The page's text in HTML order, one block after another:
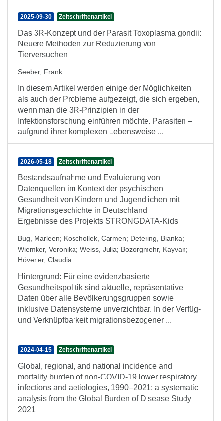
2025-09-30 Zeitschriftenartikel
Das 3R-Konzept und der Parasit Toxoplasma gondii:
Neuere Methoden zur Reduzierung von
Tierversuchen
Seeber, Frank
In diesem Artikel werden einige der Möglichkeiten
als auch der Probleme aufgezeigt, die sich ergeben,
wenn man die 3R-Prinzipien in der
Infektionsforschung einführen möchte. Parasiten –
aufgrund ihrer komplexen Lebensweise ...
2026-05-18 Zeitschriftenartikel
Bestandsaufnahme und Evaluierung von
Datenquellen im Kontext der psychischen
Gesundheit von Kindern und Jugendlichen mit
Migrationsgeschichte in Deutschland
Ergebnisse des Projekts STRONGDATA-Kids
Bug, Marleen; Koschollek, Carmen; Detering, Bianka;
Wiemker, Veronika; Weiss, Julia; Bozorgmehr, Kayvan;
Hövener, Claudia
Hintergrund: Für eine evidenzbasierte
Gesundheitspolitik sind aktuelle, repräsentative
Daten über alle Bevölkerungsgruppen sowie
inklusive Datensysteme unverzichtbar. In der Verfüg-
und Verknüpfbarkeit migrationsbezogener ...
2024-04-15 Zeitschriftenartikel
Global, regional, and national incidence and
mortality burden of non-COVID-19 lower respiratory
infections and aetiologies, 1990–2021: a systematic
analysis from the Global Burden of Disease Study
2021